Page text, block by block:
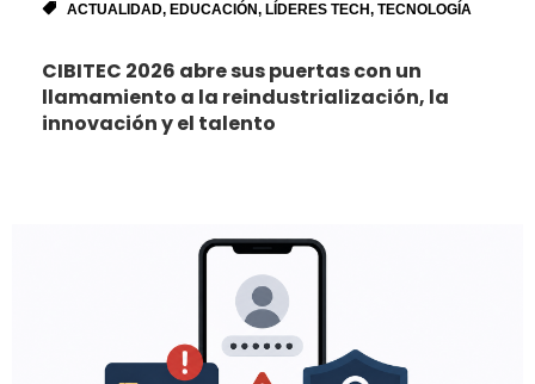
ACTUALIDAD, EDUCACIÓN, LÍDERES TECH, TECNOLOGÍA
CIBITEC 2026 abre sus puertas con un
llamamiento a la reindustrialización, la
innovación y el talento